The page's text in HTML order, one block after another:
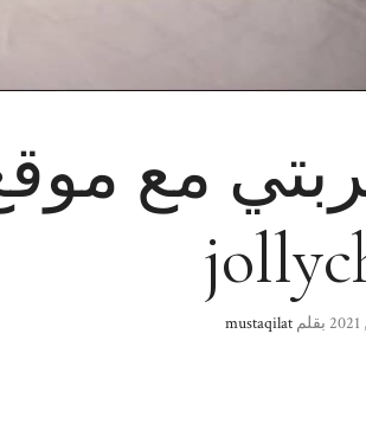
مع
بقلمmustaqilat